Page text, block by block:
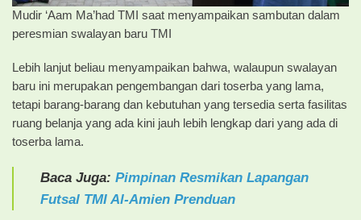
Mudir ‘Aam Ma’had TMI saat menyampaikan sambutan dalam
peresmian swalayan baru TMI
Lebih lanjut beliau menyampaikan bahwa, walaupun swalayan
baru ini merupakan pengembangan dari toserba yang lama,
tetapi barang-barang dan kebutuhan yang tersedia serta fasilitas
ruang belanja yang ada kini jauh lebih lengkap dari yang ada di
toserba lama.
Baca Juga: Pimpinan Resmikan Lapangan
Futsal TMI Al-Amien Prenduan